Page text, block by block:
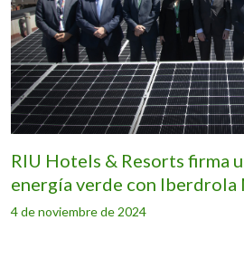
RIU Hotels & Resorts firma
energía verde con Iberdrola
4 de noviembre de 2024